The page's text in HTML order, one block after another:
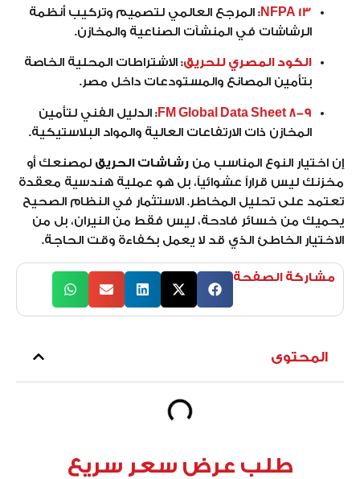
NFPA 13
: المرجع العالمي لتصميم وتركيب أنظمة
الرشاشات في المنشآت الصناعية والمخازن.
الكود المصري للحريق: الاشتراطات المحلية الخاصة
بتأمين المصانع والمستودعات داخل مصر.
FM Global Data Sheet 8-9
: الدليل الفني لتأمين
المخازن ذات الارتفاعات العالية والمواد البلاستيكية.
إن اختيار النوع المناسب من رشاشات الحريق لمصنعك أو
مخزنك ليس قراراً عشوائياً، بل هو عملية هندسية معقدة
تعتمد على تحليل المخاطر. الاستثمار في النظام الصحيح
يحميك من خسائر فادحة، ليس فقط من النيران، بل من
الاختيار الخاطئ الذي قد لا يعمل بكفاءة وقت الحاجة.
مشاركة الصفحة
المحتوى
طلب عرض سعر سريع